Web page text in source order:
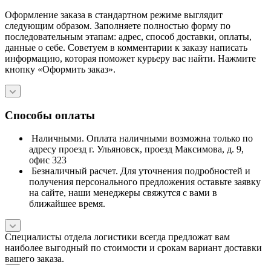
Оформление заказа в стандартном режиме выглядит
следующим образом. Заполняете полностью форму по
последовательным этапам: адрес, способ доставки, оплаты,
данные о себе. Советуем в комментарии к заказу написать
информацию, которая поможет курьеру вас найти. Нажмите
кнопку «Оформить заказ».
Способы оплаты
Наличными. Оплата наличными возможна только по
адресу проезд г. Ульяновск, проезд Максимова, д. 9,
офис 323
Безналичный расчет. Для уточнения подробностей и
получения персонального предложения оставьте заявку
на сайте, наши менеджеры свяжутся с вами в
ближайшее время.
Специалисты отдела логистики всегда предложат вам
наиболее выгодный по стоимости и срокам вариант доставки
вашего заказа.